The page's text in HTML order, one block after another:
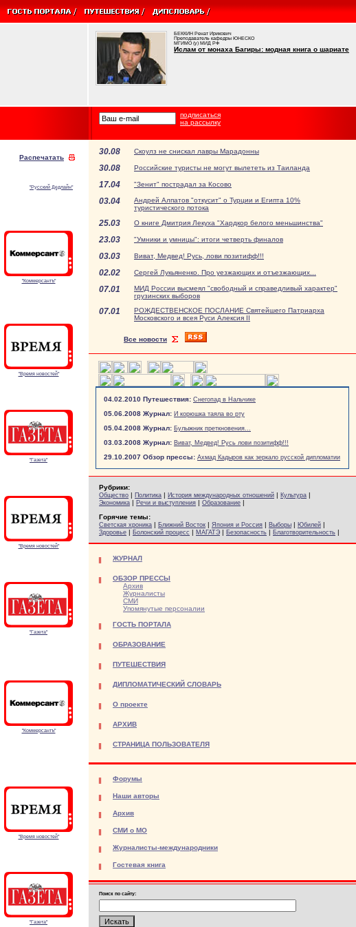
БЕККИН Ренат Ирикович
Преподаватель кафедры ЮНЕСКО
МГИМО (у) МИД РФ
Ислам от монаха Багиры: модная книга о шариате
подписаться
на рассылку
Распечатать
"Русский Дедлайн"
"Коммерсантъ"
"Время новостей"
"Газета"
"Время новостей"
"Газета"
"Коммерсантъ"
"Время новостей"
"Газета"
30.08 Скоулз не снискал лавры Марадонны
30.08 Российские туристы не могут вылететь из Таиланда
17.04 "Зенит" пострадал за Косово
03.04
Андрей Алпатов "откусит" о Турции и Египта 10%
туристического потока
25.03 О книге Дмитрия Лекуха "Хардкор белого меньшинства"
23.03 "Умники и умницы": итоги четверть финалов
03.03 Виват, Медвед! Русь, лови позитифф!!!
02.02 Сергей Лукьяненко. Про уезжающих и отъезжающих...
07.01
МИД России высмеял "свободный и справедливый характер"
грузинских выборов
07.01
РОЖДЕСТВЕНСКОЕ ПОСЛАНИЕ Святейшего Патриарха
Московского и всея Руси Алексия II
Все новости
04.02.2010 Путешествия: Снегопад в Нальчике
05.06.2008 Журнал: И корюшка таяла во рту
05.04.2008 Журнал: Булыжник преткновения...
03.03.2008 Журнал: Виват, Медвед! Русь лови позитифф!!!
29.10.2007 Обзор прессы: Ахмад Кадыров как зеркало русской дипломатии
Рубрики:
Общество | Политика | История международных отношений | Культура |
Экономика | Речи и выступления | Образование |
Горячие темы:
Светская хроника | Ближний Восток | Япония и Россия | Выборы | Юбилей |
Здоровье | Болонский процесс | МАГАТЭ | Безопасность | Благотворительность |
ЖУРНАЛ
ОБЗОР ПРЕССЫ
Архив
Журналисты
СМИ
Упомянутые персоналии
ГОСТЬ ПОРТАЛА
ОБРАЗОВАНИЕ
ПУТЕШЕСТВИЯ
ДИПЛОМАТИЧЕСКИЙ СЛОВАРЬ
О проекте
АРХИВ
СТРАНИЦА ПОЛЬЗОВАТЕЛЯ
Форумы
Наши авторы
Архив
СМИ о МО
Журналисты-международники
Гостевая книга
Поиск по сайту: